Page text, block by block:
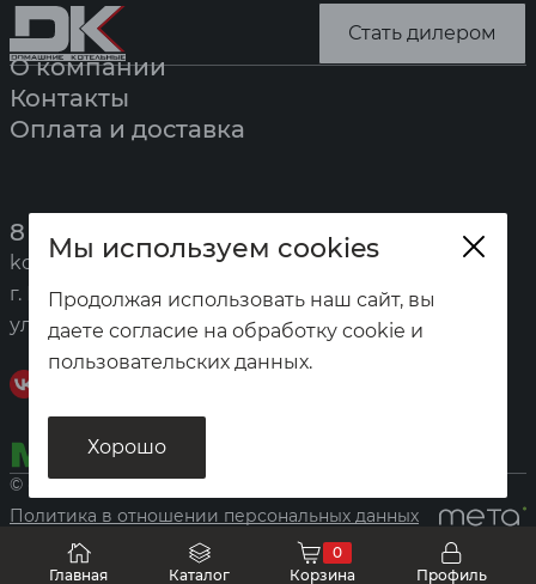
Главная Каталог
0
Корзина
Профиль
Стать дилером
О компании
Контакты
Оплата и доставка
8 (391) 247-7777
kotel@zota.ru
г. Красноярск,
ул. Калинина, 53а
© «Домашние котельные», 2026
Политика в отношении персональных данных
Мы используем cookies
Продолжая использовать наш сайт, вы
даете согласие на обработку cookie и
пользовательских данных.
Хорошо